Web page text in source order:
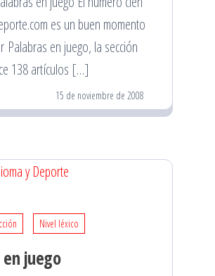
es un buen momento
Palabras en juego, la sección
138 artículos […]
15 de noviembre de 2008
Nivel léxico
juego